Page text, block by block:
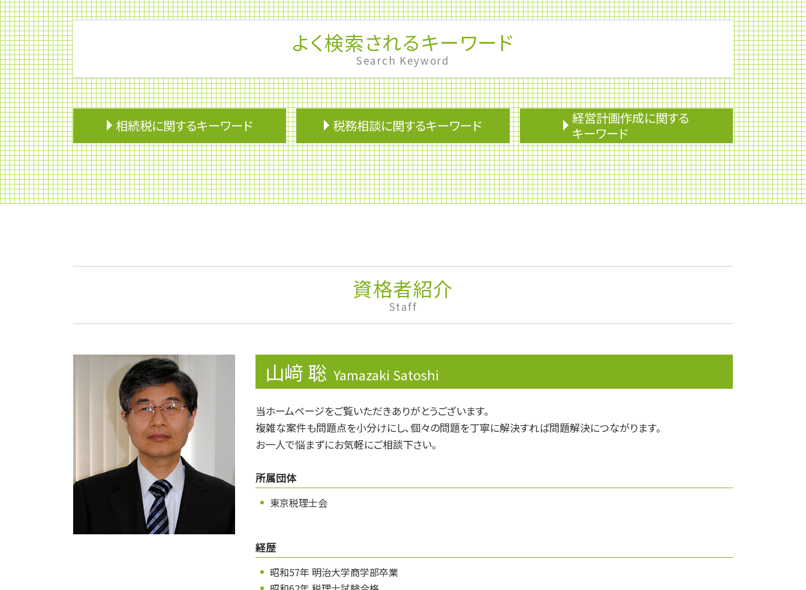
よく検索されるキーワード
Search Keyword
相続税に関するキーワード
相続トラブル
遺留分 計算
準確定申告 書き方
準確定申告 還付 期限
不動産 相続税
贈与税 申告
相続税 申告期限
相続 不動産 兄弟
土地の評価
相続税の申告
準確定申告 しなくていい人
贈与税 いくらから
贈与税 非課税
税務相談に関するキーワード
加算税
税務調査 個人 通帳
配偶者控除
資金調達
物的納税責任
会計業務
副業 確定申告 いくらから
法人税 中間納付
財形制度
みなし贈与
節税対策 法人
節税
税理士 変更
経営計画作成に関する
キーワード
安定配当
安定株主
決算報告書
下方修正
株式移転
決算
資産運用
資格者紹介
Staff
山﨑 聡 Yamazaki Satoshi
当ホームページをご覧いただきありがとうございます。
複雑な案件も問題点を小分けにし、個々の問題を丁寧に解決すれば問題解決につながります。
お一人で悩まずにお気軽にご相談下さい。
所属団体
東京税理士会
経歴
昭和57年 明治大学商学部卒業